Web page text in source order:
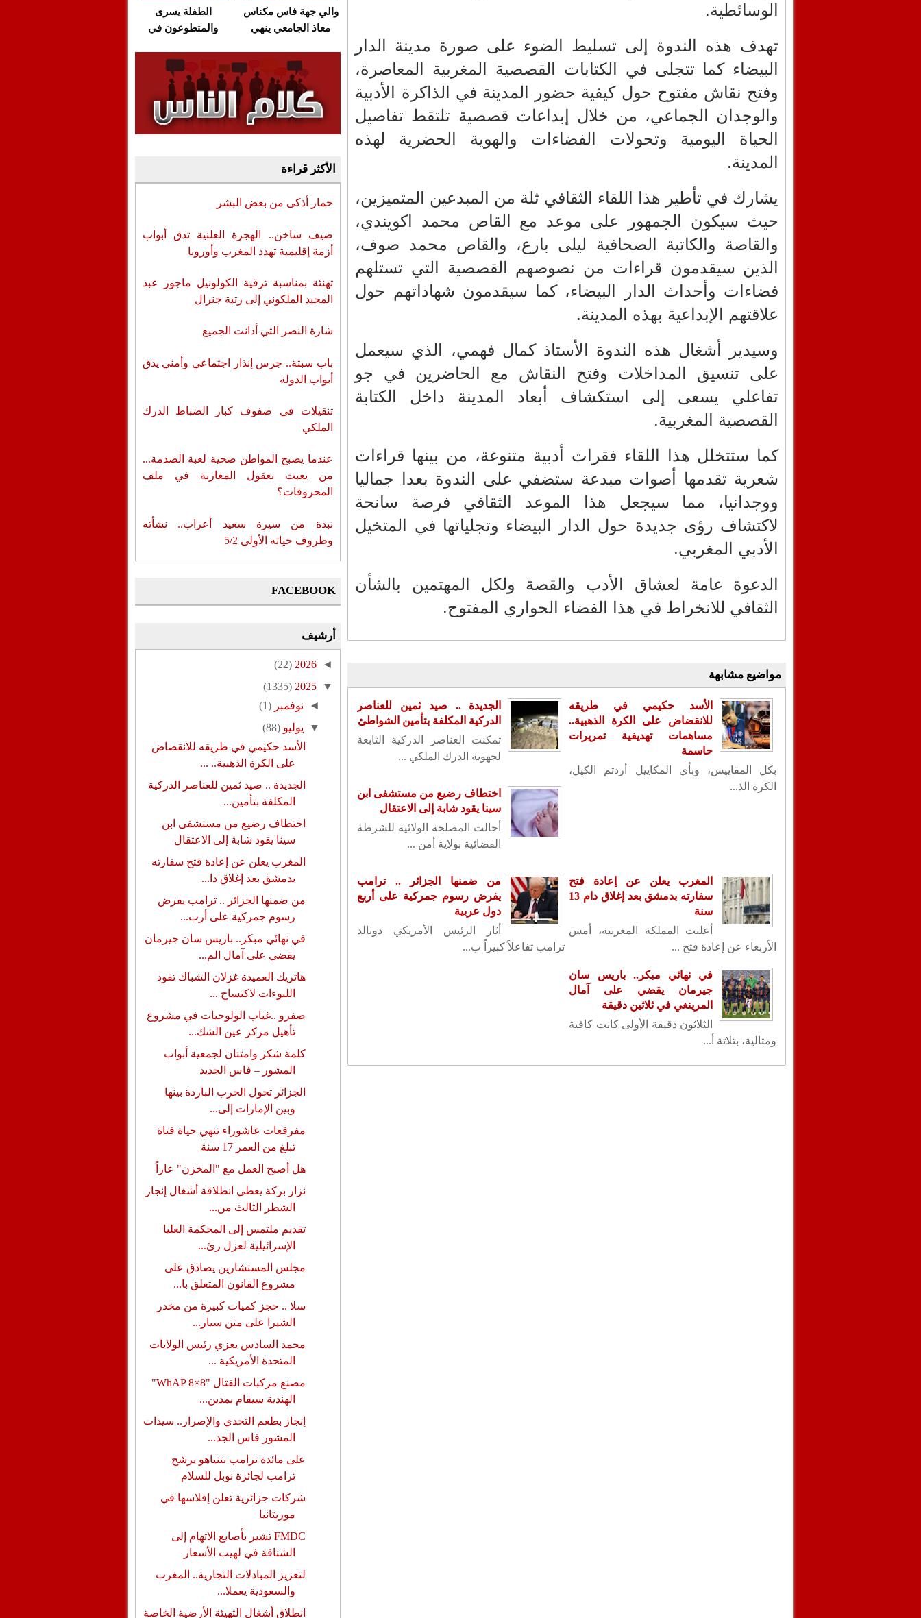
الوسائطية.
تهدف هذه الندوة إلى تسليط الضوء على صورة مدينة الدار
البيضاء كما تتجلى في الكتابات القصصية المغربية المعاصرة،
وفتح نقاش مفتوح حول كيفية حضور المدينة في الذاكرة الأدبية
والوجدان الجماعي، من خلال إبداعات قصصية تلتقط تفاصيل
الحياة اليومية وتحولات الفضاءات والهوية الحضرية لهذه
المدينة.
يشارك في تأطير هذا اللقاء الثقافي ثلة من المبدعين المتميزين،
حيث سيكون الجمهور على موعد مع القاص محمد اكويندي،
والقاصة والكاتبة الصحافية ليلى بارع، والقاص محمد صوف،
الذين سيقدمون قراءات من نصوصهم القصصية التي تستلهم
فضاءات وأحداث الدار البيضاء، كما سيقدمون شهاداتهم حول
علاقتهم الإبداعية بهذه المدينة.
وسيدير أشغال هذه الندوة الأستاذ كمال فهمي، الذي سيعمل
على تنسيق المداخلات وفتح النقاش مع الحاضرين في جو
تفاعلي يسعى إلى استكشاف أبعاد المدينة داخل الكتابة
القصصية المغربية.
كما ستتخلل هذا اللقاء فقرات أدبية متنوعة، من بينها قراءات
شعرية تقدمها أصوات مبدعة ستضفي على الندوة بعدا جماليا
ووجدانيا، مما سيجعل هذا الموعد الثقافي فرصة سانحة
لاكتشاف رؤى جديدة حول الدار البيضاء وتجلياتها في المتخيل
الأدبي المغربي.
الدعوة عامة لعشاق الأدب والقصة ولكل المهتمين بالشأن
الثقافي للانخراط في هذا الفضاء الحواري المفتوح.
مواضيع مشابهة
الأسد حكيمي في طريقه
للانقضاض على الكرة الذهبية..
مساهمات تهديفية تمريرات
حاسمة
بكل المقاييس، وبأي المكاييل أردتم الكيل،
الكرة الذ...
الجديدة .. صيد ثمين للعناصر
الدركية المكلفة بتأمين الشواطئ
تمكنت العناصر الدركية التابعة
لجهوية الدرك الملكي ...
اختطاف رضيع من مستشفى ابن
سينا يقود شابة إلى الاعتقال
أحالت المصلحة الولائية للشرطة
القضائية بولاية أمن ...
المغرب يعلن عن إعادة فتح
سفارته بدمشق بعد إغلاق دام 13
سنة
أعلنت المملكة المغربية، أمس
الأربعاء عن إعادة فتح ...
من ضمنها الجزائر .. ترامب
يفرض رسوم جمركية على أربع
دول عربية
أثار الرئيس الأمريكي دونالد
ترامب تفاعلاً كبيراً ب...
في نهائي مبكر.. باريس سان
جيرمان يقضي على آمال
المرينغي في ثلاثين دقيقة
الثلاثون دقيقة الأولى كانت كافية
ومثالية، بثلاثة أ...
الطفلة يسرى
والمتطوعون في
وقنوات صرف صحي
تقتل والمحاسبة يجب
أن تطال المسؤولين
والي جهة فاس مكناس
معاذ الجامعي ينهي
والعمال مع شركة
سيتي باص + وثيقة
وفيديو
الأكثر قراءة
حمار أذكى من بعض البشر
صيف ساخن.. الهجرة العلنية تدق أبواب
أزمة إقليمية تهدد المغرب وأوروبا
تهنئة بمناسبة ترقية الكولونيل ماجور عبد
المجيد الملكوني إلى رتبة جنرال
شارة النصر التي أدانت الجميع
باب سبتة.. جرس إنذار اجتماعي وأمني يدق
أبواب الدولة
تنقيلات في صفوف كبار الضباط الدرك
الملكي
عندما يصبح المواطن ضحية لعبة الصدمة...
من يعبث بعقول المغاربة في ملف
المحروقات؟
نبذة من سيرة سعيد أعراب.. نشأته
وظروف حياته الأولى 5/2
FACEBOOK
أرشيف
◄
2026
(22)
▼
2025
(1335)
◄ نوفمبر(1)
▼ يوليو(88)
الأسد حكيمي في طريقه للانقضاض
على الكرة الذهبية.. ...
الجديدة .. صيد ثمين للعناصر الدركية
المكلفة بتأمين...
اختطاف رضيع من مستشفى ابن
سينا يقود شابة إلى الاعتقال
المغرب يعلن عن إعادة فتح سفارته
بدمشق بعد إغلاق دا...
من ضمنها الجزائر .. ترامب يفرض
رسوم جمركية على أرب...
في نهائي مبكر.. باريس سان جيرمان
يقضي على آمال الم...
هاتريك العميدة غزلان الشباك تقود
اللبوءات لاكتساح ...
صفرو ..غياب الولوجيات في مشروع
تأهيل مركز عين الشك...
كلمة شكر وامتنان لجمعية أبواب
المشور – فاس الجديد
الجزائر تحول الحرب الباردة بينها
وبين الإمارات إلى...
مفرقعات عاشوراء تنهي حياة فتاة
تبلغ من العمر 17 سنة
هل أصبح العمل مع "المخزن" عاراً
نزار بركة يعطي انطلاقة أشغال إنجاز
الشطر الثالث من...
تقديم ملتمس إلى المحكمة العليا
الإسرائيلية لعزل رئ...
مجلس المستشارين يصادق على
مشروع القانون المتعلق با...
سلا .. حجز كميات كبيرة من مخدر
الشيرا على متن سيار...
محمد السادس يعزي رئيس الولايات
المتحدة الأمريكية ...
مصنع مركبات القتال "WhAP 8×8"
الهندية سيقام بمدين...
إنجاز بطعم التحدي والإصرار.. سيدات
المشور فاس الجد...
على مائدة ترامب نتنياهو يرشح
ترامب لجائزة نوبل للسلام
شركات جزائرية تعلن إفلاسها في
موريتانيا
FMDC تشير بأصابع الاتهام إلى
الشناقة في لهيب الأسعار
لتعزيز المبادلات التجارية.. المغرب
والسعودية يعملا...
انطلاق أشغال التهيئة الأرضية الخاصة